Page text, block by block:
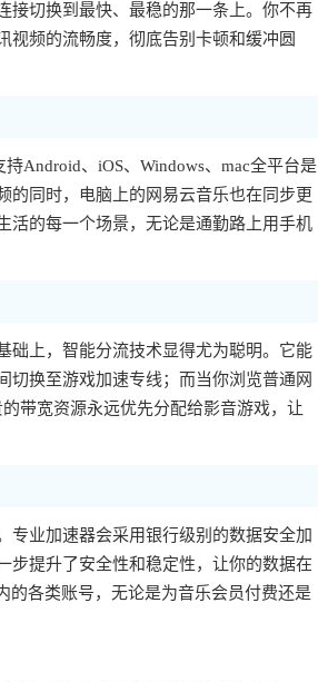
接切换到最快、最稳的那一条上。你不再
视频的流畅度，彻底告别卡顿和缓冲圆
Android、iOS、Windows、mac全平台是
的同时，电脑上的网易云音乐也在同步更
活的每一个场景，无论是通勤路上用手机
础上，智能分流技术显得尤为聪明。它能
切换至游戏加速专线；而当你浏览普通网
带宽资源永远优先分配给影音游戏，让
专业加速器会采用银行级别的数据安全加
步提升了安全性和稳定性，让你的数据在
的各类账号，无论是为音乐会员付费还是